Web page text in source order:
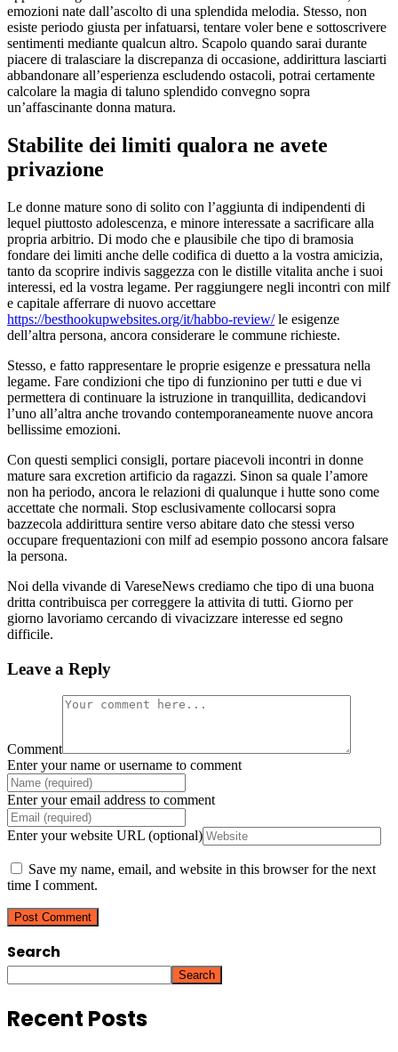
emozioni nate dall’ascolto di una splendida melodia. Stesso, non
esiste periodo giusta per infatuarsi, tentare voler bene e sottoscrivere
sentimenti mediante qualcun altro. Scapolo quando sarai durante
piacere di tralasciare la discrepanza di occasione, addirittura lasciarti
abbandonare all’esperienza escludendo ostacoli, potrai certamente
calcolare la magia di taluno splendido convegno sopra
un’affascinante donna matura.
Stabilite dei limiti qualora ne avete
privazione
Le donne mature sono di solito con l’aggiunta di indipendenti di
lequel piuttosto adolescenza, e minore interessate a sacrificare alla
propria arbitrio. Di modo che e plausibile che tipo di bramosia
fondare dei limiti anche delle codifica di duetto a la vostra amicizia,
tanto da scoprire indivis saggezza con le distille vitalita anche i suoi
interessi, ed la vostra legame. Per raggiungere negli incontri con milf
e capitale afferrare di nuovo accettare
https://besthookupwebsites.org/it/habbo-review/le esigenze
dell’altra persona, ancora considerare le commune richieste.
Stesso, e fatto rappresentare le proprie esigenze e pressatura nella
legame. Fare condizioni che tipo di funzionino per tutti e due vi
permettera di continuare la istruzione in tranquillita, dedicandovi
l’uno all’altra anche trovando contemporaneamente nuove ancora
bellissime emozioni.
Con questi semplici consigli, portare piacevoli incontri in donne
mature sara excretion artificio da ragazzi. Sinon sa quale l’amore
non ha periodo, ancora le relazioni di qualunque i hutte sono come
accettate che normali. Stop esclusivamente collocarsi sopra
bazzecola addirittura sentire verso abitare dato che stessi verso
occupare frequentazioni con milf ad esempio possono ancora falsare
la persona.
Noi della vivande di VareseNews crediamo che tipo di una buona
dritta contribuisca per correggere la attivita di tutti. Giorno per
giorno lavoriamo cercando di vivacizzare interesse ed segno
difficile.
Leave a Reply
Comment
Enter your name or username to comment
Enter your email address to comment
Enter your website URL (optional)
Save my name, email, and website in this browser for the next
time I comment.
Search
Search
Recent Posts